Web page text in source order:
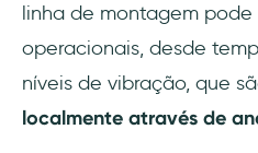
linha de montagem
operacionais, desde
níveis de vibração, que
localmente através de